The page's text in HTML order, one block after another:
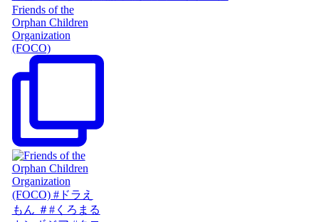
Friends of the
Orphan Children
Organization
(FOCO)